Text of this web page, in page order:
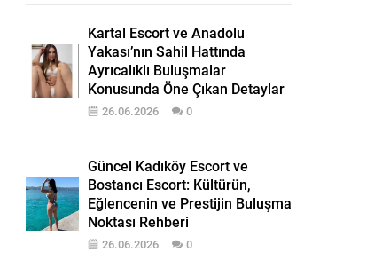
Kartal Escort ve Anadolu
Yakası’nın Sahil Hattında
Ayrıcalıklı Buluşmalar
Konusunda Öne Çıkan Detaylar
26.06.2026 0
Güncel Kadıköy Escort ve
Bostancı Escort: Kültürün,
Eğlencenin ve Prestijin Buluşma
Noktası Rehberi
26.06.2026 0